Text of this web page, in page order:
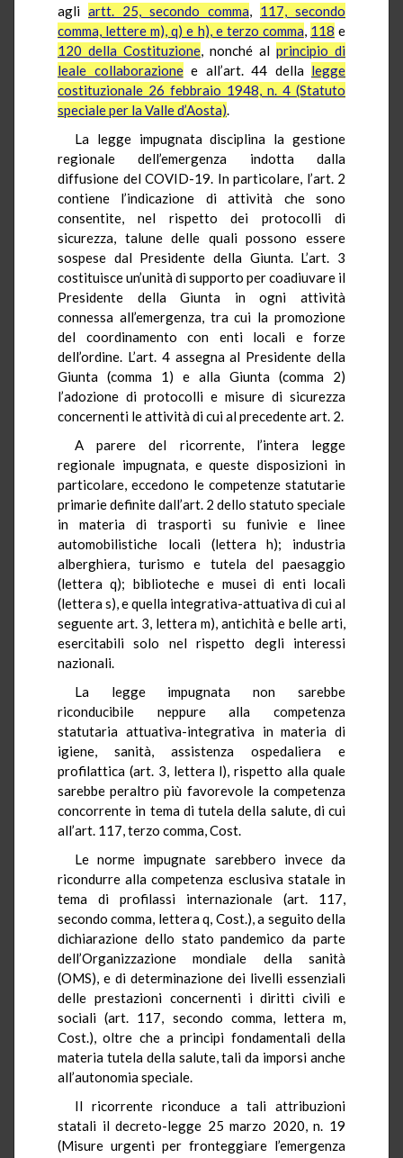
agli artt. 25, secondo comma, 117, secondo
comma, lettere m), q) e h), e terzo comma, 118 e
120 della Costituzione, nonché al principio di
leale collaborazionee all’art. 44 della legge
costituzionale 26 febbraio 1948, n. 4 (Statuto
speciale per la Valle d’Aosta).
La legge impugnata disciplina la gestione
regionale dell’emergenza indotta dalla
diffusione del COVID-19. In particolare, l’art. 2
contiene l’indicazione di attività che sono
consentite, nel rispetto dei protocolli di
sicurezza, talune delle quali possono essere
sospese dal Presidente della Giunta. L’art. 3
costituisce un’unità di supporto per coadiuvare il
Presidente della Giunta in ogni attività
connessa all’emergenza, tra cui la promozione
del coordinamento con enti locali e forze
dell’ordine. L’art. 4 assegna al Presidente della
Giunta (comma 1) e alla Giunta (comma 2)
l’adozione di protocolli e misure di sicurezza
concernenti le attività di cui al precedente art. 2.
A parere del ricorrente, l’intera legge
regionale impugnata, e queste disposizioni in
particolare, eccedono le competenze statutarie
primarie definite dall’art. 2 dello statuto speciale
in materia di trasporti su funivie e linee
automobilistiche locali (lettera h); industria
alberghiera, turismo e tutela del paesaggio
(lettera q); biblioteche e musei di enti locali
(lettera s), e quella integrativa-attuativa di cui al
seguente art. 3, lettera m), antichità e belle arti,
esercitabili solo nel rispetto degli interessi
nazionali.
La legge impugnata non sarebbe
riconducibile neppure alla competenza
statutaria attuativa-integrativa in materia di
igiene, sanità, assistenza ospedaliera e
profilattica (art. 3, lettera l), rispetto alla quale
sarebbe peraltro più favorevole la competenza
concorrente in tema di tutela della salute, di cui
all’art. 117, terzo comma, Cost.
Le norme impugnate sarebbero invece da
ricondurre alla competenza esclusiva statale in
tema di profilassi internazionale (art. 117,
secondo comma, lettera q, Cost.), a seguito della
dichiarazione dello stato pandemico da parte
dell’Organizzazione mondiale della sanità
(OMS), e di determinazione dei livelli essenziali
delle prestazioni concernenti i diritti civili e
sociali (art. 117, secondo comma, lettera m,
Cost.), oltre che a principi fondamentali della
materia tutela della salute, tali da imporsi anche
all’autonomia speciale.
Il ricorrente riconduce a tali attribuzioni
statali il decreto-legge 25 marzo 2020, n. 19
(Misure urgenti per fronteggiare l’emergenza